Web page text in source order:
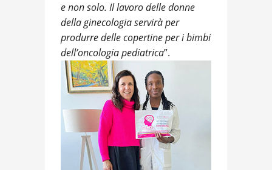
e non solo. Il lavoro delle donne
della ginecologia servirà per
produrre delle copertine per i bimbi
dell’oncologia pediatrica”.